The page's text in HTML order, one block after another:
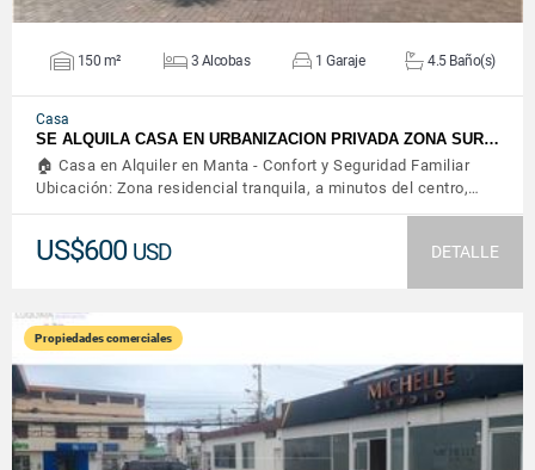
150 m² 3 Alcobas 1 Garaje 4.5 Baño(s)
Casa
SE ALQUILA CASA EN URBANIZACION PRIVADA ZONA SUR…
🏠 Casa en Alquiler en Manta - Confort y Seguridad Familiar
Ubicación: Zona residencial tranquila, a minutos del centro,…
US$600 USD DETALLE
Propiedades comerciales